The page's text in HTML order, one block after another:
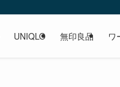
UNIQLO 無印良品 ワ